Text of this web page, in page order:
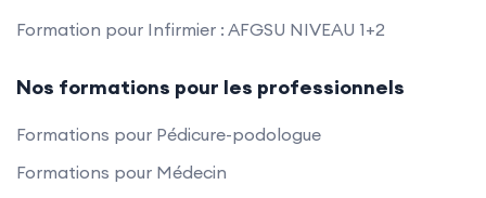
Formation pour Infirmier : AFGSU NIVEAU 1+2
Nos formations pour les professionnels
Formations pour Pédicure-podologue
Formations pour Médecin